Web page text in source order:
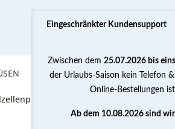
PUMPEN
Flügelzellenpumpe
Eingeschränkter Kundensupport
Zwischen dem 25.07.2026 bis
der Urlaubs-Saison kein Telefon
Online-Bestellungen
Ab dem 10.08.2026 sind